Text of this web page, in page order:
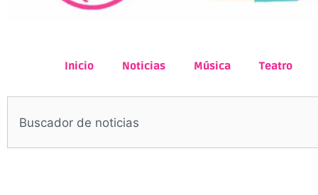
Inicio Noticias Música Teatro